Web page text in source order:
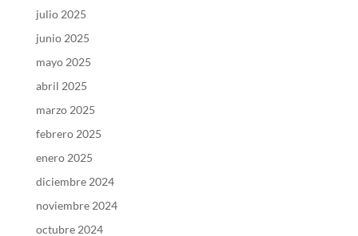
julio 2025
junio 2025
mayo 2025
abril 2025
marzo 2025
febrero 2025
enero 2025
diciembre 2024
noviembre 2024
octubre 2024